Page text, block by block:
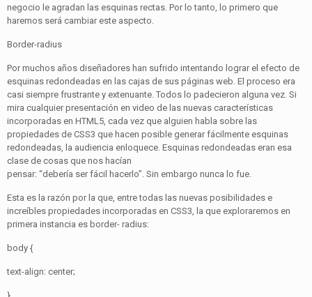
negocio le agradan las esquinas rectas. Por lo tanto, lo primero que
haremos será cambiar este aspecto.
Border-radius
Por muchos años diseñadores han sufrido intentando lograr el efecto de
esquinas redondeadas en las cajas de sus páginas web. El proceso era
casi siempre frustrante y extenuante. Todos lo padecieron alguna vez. Si
mira cualquier presentación en video de las nuevas características
incorporadas en HTML5, cada vez que alguien habla sobre las
propiedades de CSS3 que hacen posible generar fácilmente esquinas
redondeadas, la audiencia enloquece. Esquinas redondeadas eran esa
clase de cosas que nos hacían
pensar: “debería ser fácil hacerlo”. Sin embargo nunca lo fue.
Esta es la razón por la que, entre todas las nuevas posibilidades e
increíbles propiedades incorporadas en CSS3, la que exploraremos en
primera instancia es border- radius:
body {
text-align: center;